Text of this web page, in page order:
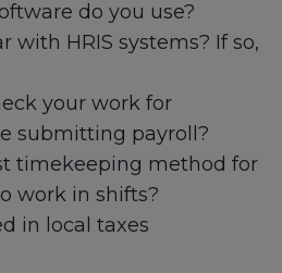
do you use?
with HRIS systems? If so,
your work for
submitting payroll?
timekeeping method for
work in shifts?
in local taxes